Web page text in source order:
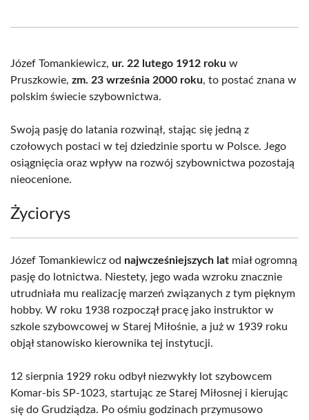
(Twitter)
Józef Tomankiewicz, ur. 22 lutego 1912 roku w
Pruszkowie, zm. 23 września 2000 roku, to postać znana w
polskim świecie szybownictwa.
Swoją pasję do latania rozwinął, stając się jedną z
czołowych postaci w tej dziedzinie sportu w Polsce. Jego
osiągnięcia oraz wpływ na rozwój szybownictwa pozostają
nieocenione.
Życiorys
Józef Tomankiewicz od najwcześniejszych lat miał ogromną
pasję do lotnictwa. Niestety, jego wada wzroku znacznie
utrudniała mu realizację marzeń związanych z tym pięknym
hobby. W roku 1938 rozpoczął pracę jako instruktor w
szkole szybowcowej w Starej Miłośnie, a już w 1939 roku
objął stanowisko kierownika tej instytucji.
12 sierpnia 1929 roku odbył niezwykły lot szybowcem
Komar-bis SP-1023, startując ze Starej Miłosnej i kierując
się do Grudziądza. Po ośmiu godzinach przymusowo